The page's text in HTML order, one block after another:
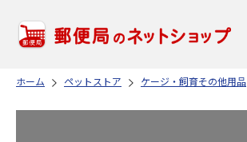
ホーム ペットストア ケージ・飼育その他用品